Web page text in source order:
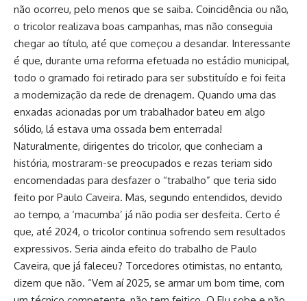
não ocorreu, pelo menos que se saiba. Coincidência ou não,
o tricolor realizava boas campanhas, mas não conseguia
chegar ao título, até que começou a desandar. Interessante
é que, durante uma reforma efetuada no estádio municipal,
todo o gramado foi retirado para ser substituído e foi feita
a modernização da rede de drenagem. Quando uma das
enxadas acionadas por um trabalhador bateu em algo
sólido, lá estava uma ossada bem enterrada!
Naturalmente, dirigentes do tricolor, que conheciam a
história, mostraram-se preocupados e rezas teriam sido
encomendadas para desfazer o “trabalho” que teria sido
feito por Paulo Caveira. Mas, segundo entendidos, devido
ao tempo, a ‘macumba’ já não podia ser desfeita. Certo é
que, até 2024, o tricolor continua sofrendo sem resultados
expressivos. Seria ainda efeito do trabalho de Paulo
Caveira, que já faleceu? Torcedores otimistas, no entanto,
dizem que não. “Vem aí 2025, se armar um bom time, com